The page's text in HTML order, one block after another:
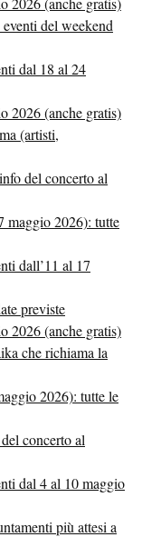
del weekend
dal 18 al 24
2026 (anche gratis)
(artisti,
del concerto al
maggio 2026): tutte
dall’11 al 17
previste
2026 (anche gratis)
che richiama la
2026): tutte le
concerto al
dal 4 al 10 maggio
più attesi a